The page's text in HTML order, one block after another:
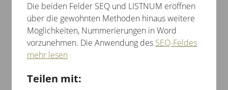
Die beiden Felder SEQ und LISTNUM eröffnen
über die gewohnten Methoden hinaus weitere
Möglichkeiten, Nummerierungen in Word
vorzunehmen. Die Anwendung des SEQ-Feldes
mehr lesen
Teilen mit: